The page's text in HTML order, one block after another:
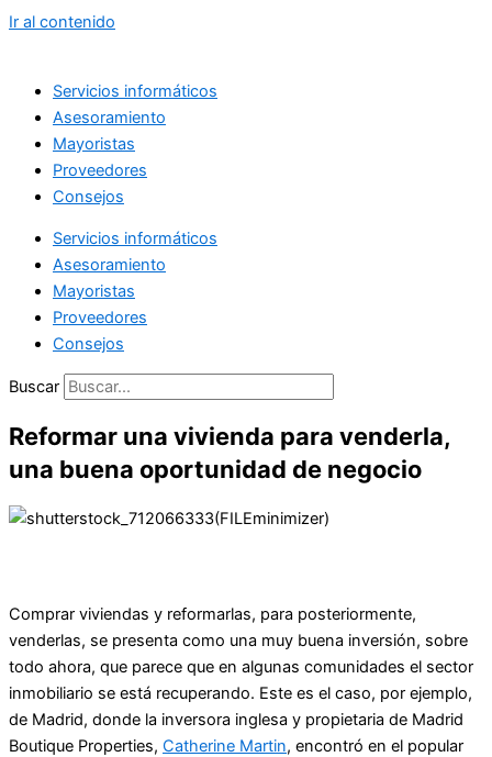
Ir al contenido
Servicios informáticos
Asesoramiento
Mayoristas
Proveedores
Consejos
Servicios informáticos
Asesoramiento
Mayoristas
Proveedores
Consejos
Buscar
Reformar una vivienda para venderla,
una buena oportunidad de negocio
Comprar viviendas y reformarlas, para posteriormente,
venderlas, se presenta como una muy buena inversión, sobre
todo ahora, que parece que en algunas comunidades el sector
inmobiliario se está recuperando. Este es el caso, por ejemplo,
de Madrid, donde la inversora inglesa y propietaria de Madrid
Boutique Properties, Catherine Martin, encontró en el popular